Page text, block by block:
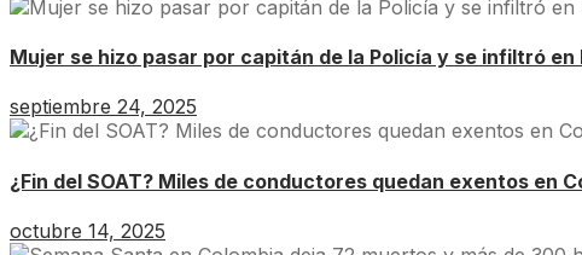
Mujer se hizo pasar por capitán de la Policía y se infiltró
septiembre 24, 2025
¿Fin del SOAT? Miles de conductores quedan exentos en
octubre 14, 2025